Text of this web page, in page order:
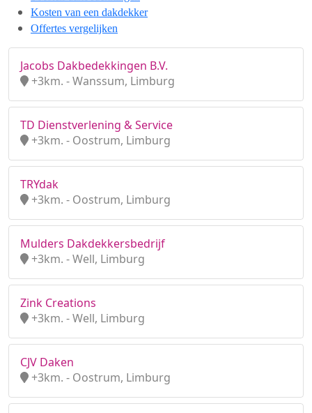
Kosten van een dakdekker
Offertes vergelijken
Jacobs Dakbedekkingen B.V.
+3km. - Wanssum, Limburg
TD Dienstverlening & Service
+3km. - Oostrum, Limburg
TRYdak
+3km. - Oostrum, Limburg
Mulders Dakdekkersbedrijf
+3km. - Well, Limburg
Zink Creations
+3km. - Well, Limburg
CJV Daken
+3km. - Oostrum, Limburg